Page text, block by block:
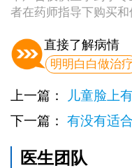
者在药师指导下购买和
直接了解病情
明明白白做治疗
上一篇：
儿童脸上
下一篇： 有没有适
医生团队